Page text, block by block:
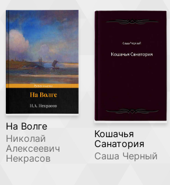
На Волге
Николай
Алексеевич
Некрасов
Кошачья
Санатория
Саша Черный